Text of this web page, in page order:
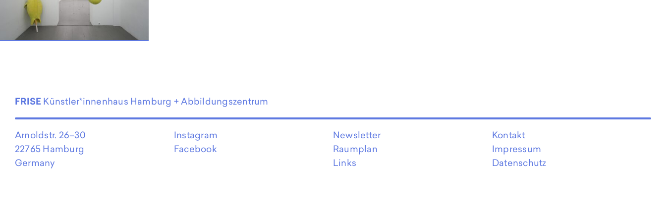
EN
FRISE Künstler*innenhaus Hamburg + Abbildungszentrum
Arnoldstr. 26–30
22765 Hamburg
Germany
Instagram
Facebook
Newsletter
Raumplan
Links
Kontakt
Impressum
Datenschutz